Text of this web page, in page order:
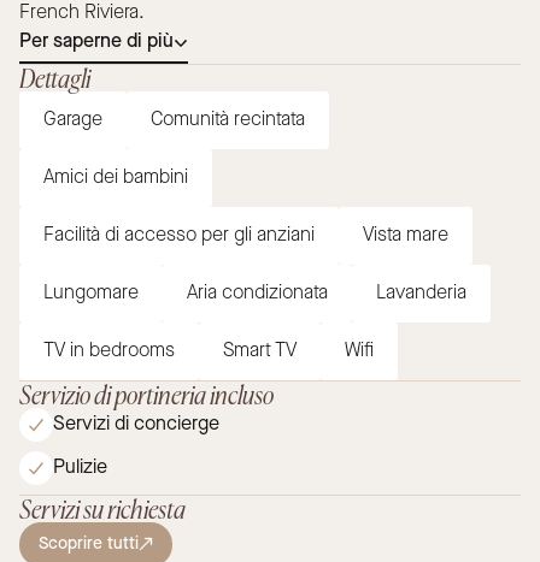
French Riviera.
Per saperne di più
Dettagli
Garage Comunità recintata
Amici dei bambini
Facilità di accesso per gli anziani Vista mare
Lungomare Aria condizionata Lavanderia
TV in bedrooms Smart TV Wifi
Servizio di portineria incluso
Servizi di concierge
Pulizie
Servizi su richiesta
Scoprire tutti